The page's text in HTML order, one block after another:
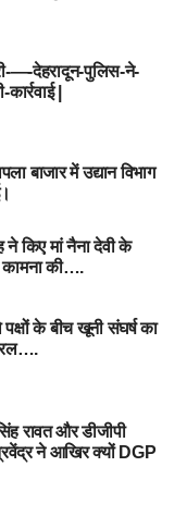
—-देहरादून-पुलिस-ने-
|
बाजार में उद्यान विभाग
ने किए मां नैना देवी के
कामना की….
के बीच खूनी संघर्ष का
रावत और डीजीपी
ने आखिर क्यों DGP